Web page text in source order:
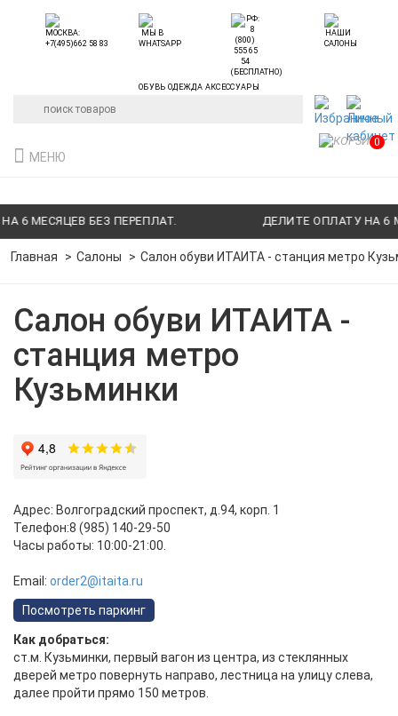
6 МЕСЯЦЕВ БЕЗ ПЕРЕПЛАТ. ДЕЛИТЕ ОПЛАТУ НА 6
ОБУВЬ ОДЕЖДА АКСЕССУАРЫ
МЕНЮ
0
Главная Салоны Салон обуви ИТАИТА - станция метро
Салон обуви ИТАИТА -
станция метро
Кузьминки
Адрес: Волгоградский проспект, д.94, корп. 1
Телефон:8 (985) 140-29-50
Часы работы: 10:00-21:00.
Email: order2@itaita.ru
Посмотреть паркинг
Как добраться:
ст.м. Кузьминки, первый вагон из центра, из стеклянных
дверей метро повернуть направо, лестница на улицу слева,
далее пройти прямо 150 метров.